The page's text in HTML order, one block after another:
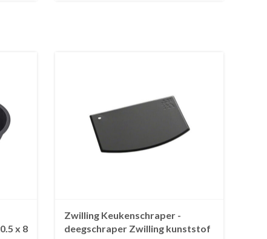
x 8
Zwilling Keukenschraper -
deegschraper Zwilling kunststof